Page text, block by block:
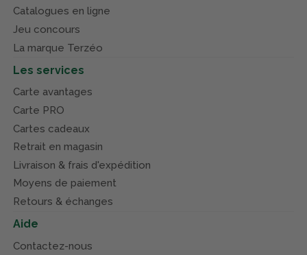
Catalogues en ligne
Jeu concours
La marque Terzéo
Les services
Carte avantages
Carte PRO
Cartes cadeaux
Retrait en magasin
Livraison & frais d'expédition
Moyens de paiement
Retours & échanges
Aide
Contactez-nous